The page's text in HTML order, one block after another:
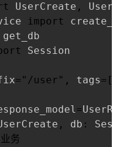
UserCreate ,
import
Session
= "/user" , tags= [
=
, db :
务